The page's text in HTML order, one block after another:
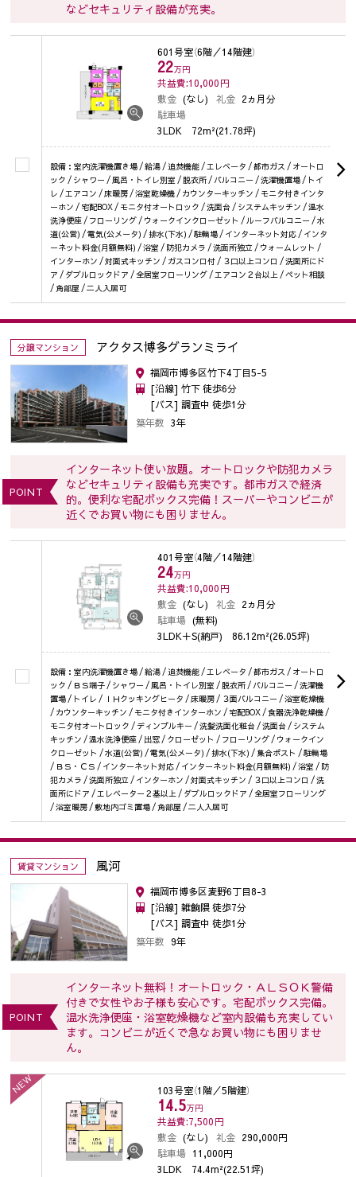
などセキュリティ設備が充実。
601号室（6階／14階建）
22万円
共益費:10,000円
敷金 (なし) 礼金 2ヵ月分
駐車場
3LDK 72m²(21.78坪)
設備：室内洗濯機置き場 / 給湯 / 追焚機能 / エレベータ / 都市ガス / オートロ
ック / シャワー / 風呂・トイレ別室 / 脱衣所 / バルコニー / 洗濯機置場 / トイ
レ / エアコン / 床暖房 / 浴室乾燥機 / カウンターキッチン / モニタ付きインタ
ーホン / 宅配BOX / モニタ付オートロック / 洗面台 / システムキッチン / 温水
洗浄便座 / フローリング / ウォークインクローゼット / ルーフバルコニー / 水
道(公営) / 電気(公メータ) / 排水(下水) / 駐輪場 / インターネット対応 / インタ
ーネット料金(月額無料) / 浴室 / 防犯カメラ / 洗面所独立 / ウォームレット /
インターホン / 対面式キッチン / ガスコンロ付 / ３口以上コンロ / 洗面所にド
ア / ダブルロックドア / 全居室フローリング / エアコン２台以上 / ペット相談
/ 角部屋 / 二人入居可
分譲マンション アクタス博多グランミライ
福岡市博多区竹下4丁目5-5
[沿線] 竹下 徒歩6分
[バス] 調査中 徒歩1分
築年数 3年
POINT
インターネット使い放題。オートロックや防犯カメラ
などセキュリティ設備も充実です。都市ガスで経済
的。便利な宅配ボックス完備！スーパーやコンビニが
近くでお買い物にも困りません。
401号室（4階／14階建）
24万円
共益費:10,000円
敷金 (なし) 礼金 2ヵ月分
駐車場 (無料)
3LDK＋S(納戸) 86.12m²(26.05坪)
設備：室内洗濯機置き場 / 給湯 / 追焚機能 / エレベータ / 都市ガス / オートロ
ック / ＢＳ端子 / シャワー / 風呂・トイレ別室 / 脱衣所 / バルコニー / 洗濯機
置場 / トイレ / ＩＨクッキングヒータ / 床暖房 / ３面バルコニー / 浴室乾燥機
/ カウンターキッチン / モニタ付きインターホン / 宅配BOX / 食器洗浄乾燥機 /
モニタ付オートロック / ディンプルキー / 洗髪洗面化粧台 / 洗面台 / システム
キッチン / 温水洗浄便座 / 出窓 / クローゼット / フローリング / ウォークイン
クローゼット / 水道(公営) / 電気(公メータ) / 排水(下水) / 集合ポスト / 駐輪場
/ ＢＳ・ＣＳ / インターネット対応 / インターネット料金(月額無料) / 浴室 / 防
犯カメラ / 洗面所独立 / インターホン / 対面式キッチン / ３口以上コンロ / 洗
面所にドア / エレベーター２基以上 / ダブルロックドア / 全居室フローリング
/ 浴室暖房 / 敷地内ゴミ置場 / 角部屋 / 二人入居可
賃貸マンション 風河
福岡市博多区麦野6丁目8-3
[沿線] 雑餉隈 徒歩7分
[バス] 調査中 徒歩1分
築年数 9年
POINT
インターネット無料！オートロック・ＡＬＳＯＫ警備
付きで女性やお子様も安心です。宅配ボックス完備。
温水洗浄便座・浴室乾燥機など室内設備も充実してい
ます。コンビニが近くで急なお買い物にも困りませ
ん。
NEW 103号室（1階／5階建）
14.5万円
共益費:7,500円
敷金 (なし) 礼金 290,000円
駐車場 11,000円
3LDK 74.4m²(22.51坪)